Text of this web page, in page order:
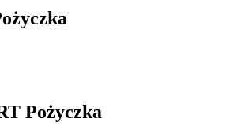
Pożyczka